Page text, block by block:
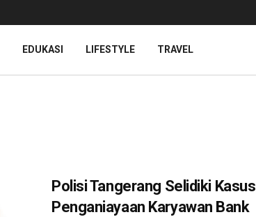
EDUKASI LIFESTYLE TRAVEL
Polisi Tangerang Selidiki Kasus
Penganiayaan Karyawan Bank